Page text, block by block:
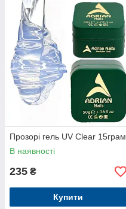
Прозорі гель UV Clear 15грам
В наявності
235 ₴
Купити